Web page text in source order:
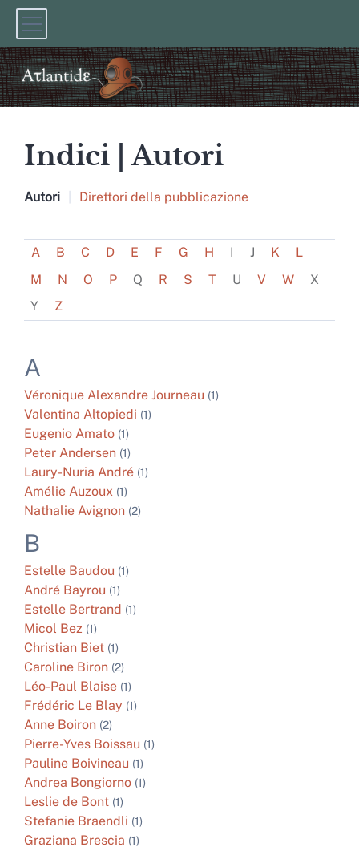
Indici |Autori
Autori Direttori della pubblicazione
A B C D E F G H I J K
L
M
N O P Q R S T U V W
X
Y
Z
A
Véronique Alexandre Journeau (1)
Valentina Altopiedi (1)
Eugenio Amato (1)
Peter Andersen (1)
Laury-Nuria André (1)
Amélie Auzoux (1)
Nathalie Avignon (2)
B
Estelle Baudou (1)
André Bayrou (1)
Estelle Bertrand (1)
Micol Bez (1)
Christian Biet (1)
Caroline Biron (2)
Léo-Paul Blaise (1)
Frédéric Le Blay (1)
Anne Boiron (2)
Pierre-Yves Boissau (1)
Pauline Boivineau (1)
Andrea Bongiorno (1)
Leslie de Bont (1)
Stefanie Braendli (1)
Graziana Brescia (1)